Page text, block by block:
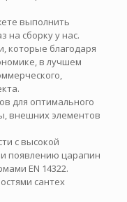
выполнить
на сборку у нас.
которые благодаря
в лучшем
для оптимального
внешних элементов
с высокой
появлению царапин
EN 14322.
сантех